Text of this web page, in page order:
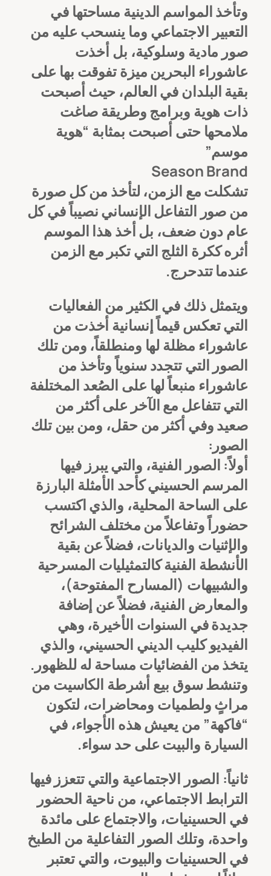
وتأخذ المواسم الدينية مساحتها في
التعبير الاجتماعي وما ينسحب عليه من
صور مادية وسلوكية، بل أخذت
عاشوراء البحرين ميزة تفوقت بها على
بقية البلدان في العالم، حيث أصبحت
ذات هوية وبرامج وطريقة صاغت
ملامحها حتى أصبحت بمثابة “هوية
موسم”
Season Brand
تشكلت مع الزمن، لتأخذ من كل صورة
من صور التفاعل الإنساني نصيباً في كل
عام دون ضعف، بل أخذ هذا الموسم
أثره ككرة الثلج التي تكبر مع الزمن
عندما تتدحرج.
ويتمثل ذلك في الكثير من الفعاليات
التي تعكس قيماً إنسانية أخذت من
عاشوراء مظلة لها ومنطلقاً، ومن تلك
الصور التي تتجدد سنوياً وتأخذ من
عاشوراء منبعاً لها على الصُعد المختلفة
التي تتفاعل مع الآخر على أكثر من
صعيد وفي أكثر من حقل، ومن بين تلك
الصور:
أولاً: الصور الفنية، والتي يبرز فيها
المرسم الحسيني كأحد الأمثلة البارزة
على الساحة المحلية، والذي اكتسب
حضوراً وتفاعلاً من مختلف الشرائح
والإثنيات والديانات، فضلاً عن بقية
الأنشطة الفنية كالتمثيليات المسرحية
والشبيهات (المسارح المفتوحة)،
والمعارض الفنية، فضلاً عن إضافة
جديدة في السنوات الأخيرة، وهي
الفيديو كليب الديني الحسيني، والذي
يتخذ من الفضائيات مساحة له للظهور.
وتنشط سوق بيع أشرطة الكاسيت من
مراثٍ ولطميات ومحاضرات، لتكون
“فاكهة” من يعيش هذه الأجواء، في
السيارة والبيت على حد سواء.
ثانياً: الصور الاجتماعية والتي تتعزز فيها
الترابط الاجتماعي، من ناحية الحضور
في الحسينيات، والاجتماع على مائدة
واحدة، وتلك الصور التفاعلية من الطبخ
في الحسينيات والبيوت، والتي تعتبر